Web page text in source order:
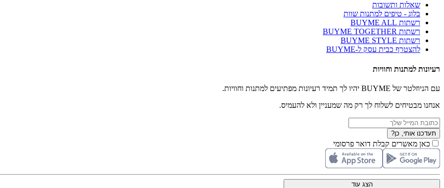
שאלות ותשובות
בלוג - טיפים למתנות שוות
רשתות BUYME ALL
רשתות BUYME TOGETHER
רשתות BUYME STYLE
להצטרף כבית עסק ל-BUYME
רעיונות למתנות וחוויות
עם הניוזלטר של BUYME יהיו לך תמיד רעיונות מפתיעים למתנות וחוויות.
אנחנו מבטיחים לשלוח לך רק מה שמעניין ולא להעמיס.
תעדכנו אותי, כן?
כאן מאשרים קבלת דואר פרסומי
הצג עוד